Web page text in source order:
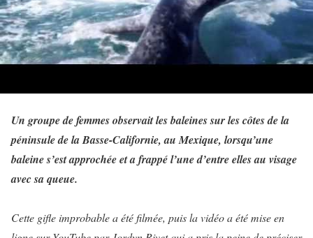
Un groupe de femmes observait les baleines sur les côtes de la
péninsule de la Basse-Californie, au Mexique, lorsqu’une
baleine s’est approchée et a frappé l’une d’entre elles au visage
avec sa queue.
Cette gifle improbable a été filmée, puis la vidéo a été mise en